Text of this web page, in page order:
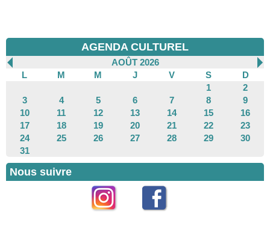
AGENDA CULTUREL
AOÛT 2026
L
M M J V S
D
1
2
3
4 5 6 7 8
9
10
11 12 13 14 15
16
17
18 19 20 21 22
23
24
25 26 27 28 29
30
31
Nous suivre